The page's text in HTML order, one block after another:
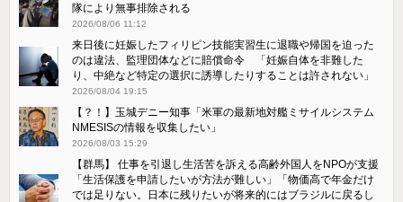
隊により無事排除される
2026/08/06 11:12
来日後に妊娠したフィリピン技能実習生に退職や帰国を迫った
のは違法、監理団体などに賠償命令 「妊娠自体を非難した
り、中絶など特定の選択に誘導したりすることは許されない」
2026/08/04 19:15
【？！】玉城デニー知事「米軍の最新地対艦ミサイルシステム
NMESISの情報を収集したい」
2026/08/03 15:29
【群馬】 仕事を引退し生活苦を訴える高齢外国人をNPOが支援
「生活保護を申請したいが方法が難しい」「物価高で年金だけ
では足りない。日本に残りたいが将来的にはブラジルに戻るし